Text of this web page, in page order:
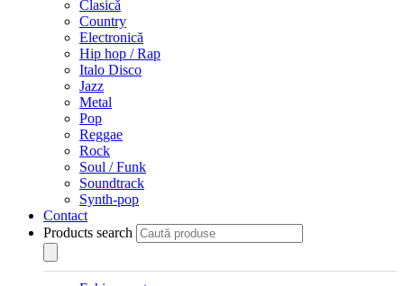
Clasică
Country
Electronică
Hip hop / Rap
Italo Disco
Jazz
Metal
Pop
Reggae
Rock
Soul / Funk
Soundtrack
Synth-pop
Contact
Products search